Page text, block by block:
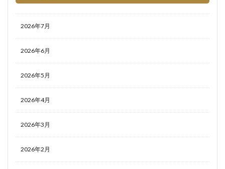
2026年7月
2026年6月
2026年5月
2026年4月
2026年3月
2026年2月